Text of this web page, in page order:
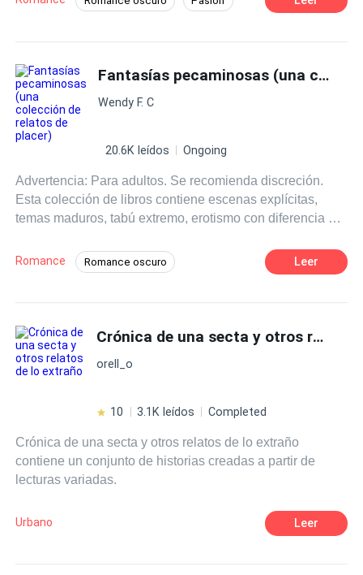
Amor Prohibido Fantasías pecaminosas (una colección de relatos de placer)
Wendy F. C
20.6K leídos Ongoing
Advertencia: Para adultos. Se recomienda discreción.
Esta colección de libros contiene escenas explícitas,
temas maduros, tabú extremo, erotismo con diferencia de
adultos. Si no te gustan los temas oscuros, apasionados
y controvertidos, este libro no es para ti. Si no... Prepárate
Romance Romance oscuro
Amor Prohibido Erótico
Leer
Crónica de una secta y otros relatos de lo extraño
orell_o
10 3.1K leídos Completed
Crónica de una secta y otros relatos de lo extraño
contiene un conjunto de historias creadas a partir de
lecturas variadas.
Urbano Leer